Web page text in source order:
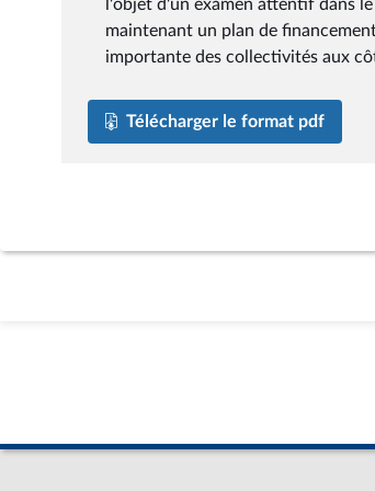
l'objet d'un examen attentif dans
maintenant un plan de
importante des collectivités aux
Télécharger le format pdf